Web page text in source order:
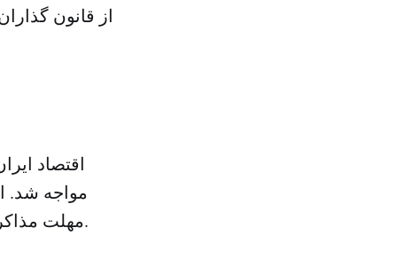
از قانون
اقتصاد
مواجه شد.
مهلت مذاکرات به جای تعطیل کردن آن نکته مثبتی برای این کشور به شمار می رود.